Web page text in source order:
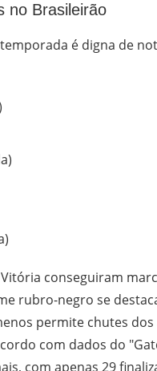
no Brasileirão
é digna de
conseguiram
rubro-negro se
permite chutes
com dados do
com apenas 29